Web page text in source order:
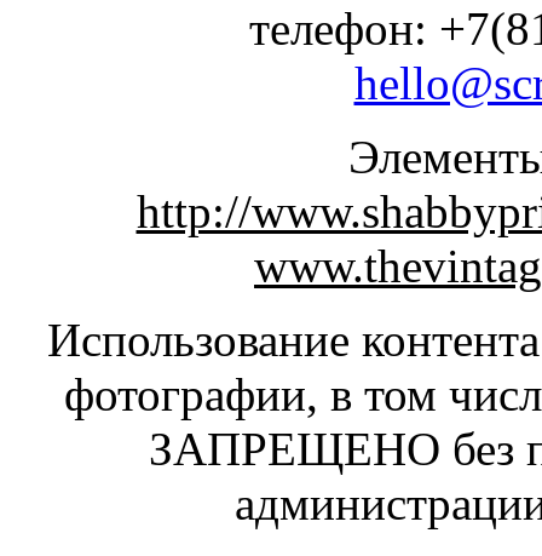
телефон:
http://
Использование
фотографии, в том
ЗАПРЕЩЕНО без